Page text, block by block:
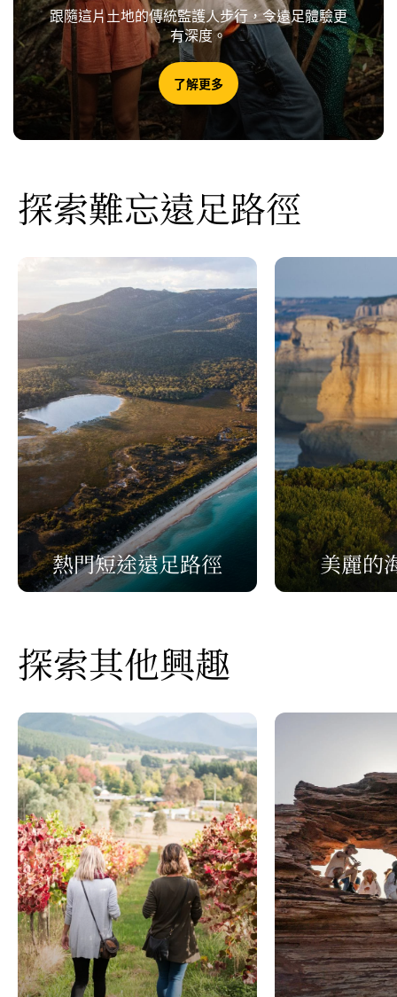
跟隨這片土地的傳統監護人步行，令遠足體驗更
有深度。
了解更多
探索難忘遠足路徑
熱門短途遠足路徑 美麗的
探索其他興趣